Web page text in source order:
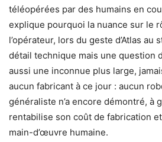
téléopérées par des humains en
explique pourquoi la nuance sur le
l’opérateur, lors du geste d’Atlas au
détail technique mais une question
aussi une inconnue plus large,
aucun fabricant à ce jour : aucun
généraliste n’a encore démontré, à
rentabilise son coût de fabrication
main-d’œuvre humaine.